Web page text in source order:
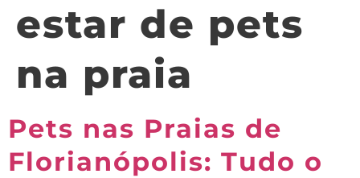
estar de pets
na praia
Pets nas Praias de
Florianópolis: Tudo o